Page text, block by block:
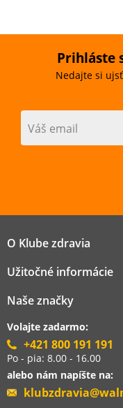
Prihláste
Nedajte si
Váš email
O Klube zdravia
Užitočné informácie
Naše značky
Volajte zadarmo:
+421 800 191 191
Po - pia: 8.00 - 16.00
alebo nám napíšte na: